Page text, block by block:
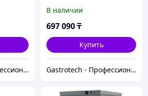
Gastrotech - Профессиональное оборудование
В наличии
697 090₸
Купить
Gastrotech - Профессиональное оборудование